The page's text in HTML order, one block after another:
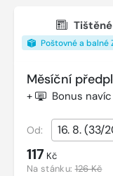
Tištěné
Poštovné a balné
Měsíční
+ Bonus
Od:
117 Kč
Na stánku:126 Kč